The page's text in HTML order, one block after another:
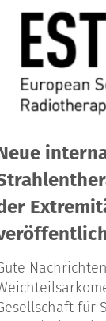
für